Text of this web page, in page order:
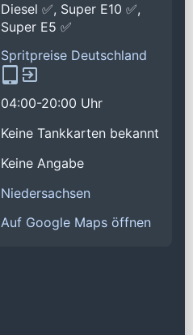
Diesel ✅, Super E10 ✅,
Super E5 ✅
Spritpreise Deutschland
04:00-20:00 Uhr
Keine Tankkarten bekannt
Keine Angabe
Niedersachsen
Auf Google Maps öffnen